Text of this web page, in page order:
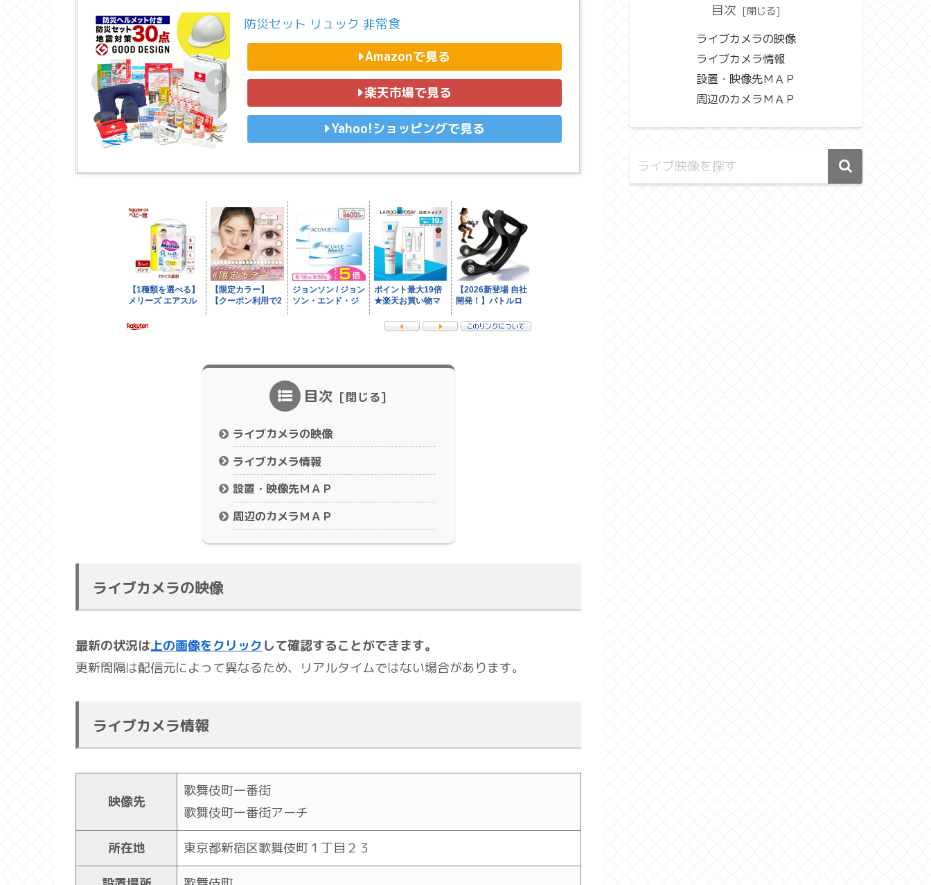
防災セット リュック 非常食
Amazonで見る
楽天市場で見る
Yahoo!ショッピングで見る
目次
ライブカメラの映像
ライブカメラ情報
設置・映像先ＭＡＰ
周辺のカメラＭＡＰ
ライブカメラの映像
最新の状況は上の画像をクリック して確認することができます。
更新間隔は配信元によって異なるため、リアルタイムではない場合があります。
ライブカメラ情報
映像先
歌舞伎町一番街
歌舞伎町一番街アーチ
所在地 東京都新宿区歌舞伎町１丁目２３
目次
ライブカメラの映像
ライブカメラ情報
設置・映像先ＭＡＰ
周辺のカメラＭＡＰ